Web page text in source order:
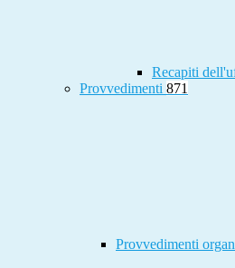
Recapiti
Provvedimenti 871
Provvedimenti